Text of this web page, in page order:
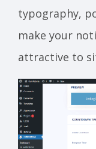
typography,
make your
attractive to